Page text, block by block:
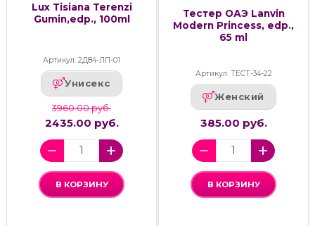
Lux Tisiana Terenzi
Gumin,edp., 100ml
Артикул: 2Д84-ЛП-01
Унисекс
3960.00 руб.
2435.00 руб.
В КОРЗИНУ
Тестер ОАЭ Lanvin
Modern Princess, edp.,
65 ml
Артикул: ТЕСТ-34-22
Женский
385.00 руб.
В КОРЗИНУ